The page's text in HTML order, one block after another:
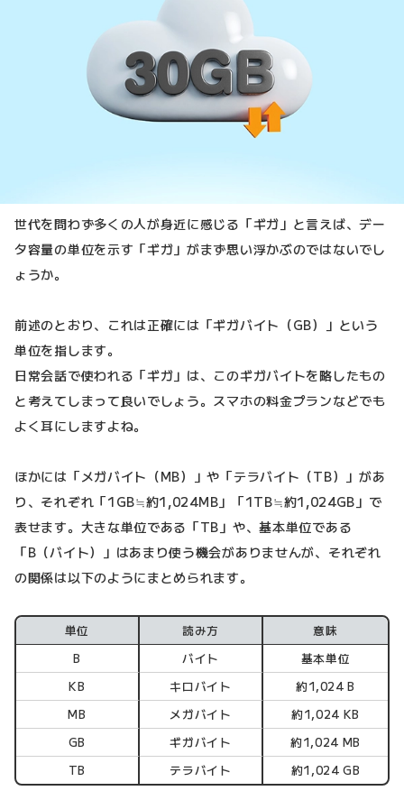
世代を問わず多くの人が身近に感じる「ギガ」と言えば、デー
タ容量の単位を示す「ギガ」がまず思い浮かぶのではないでし
ょうか。
前述のとおり、これは正確には「ギガバイト（GB）」という
単位を指します。
日常会話で使われる「ギガ」は、このギガバイトを略したもの
と考えてしまって良いでしょう。スマホの料金プランなどでも
よく耳にしますよね。
ほかには「メガバイト（MB）」や「テラバイト（TB）」があ
り、それぞれ「1GB≒約1,024MB」「1TB≒約1,024GB」で
表せます。大きな単位である「TB」や、基本単位である
「B（バイト）」はあまり使う機会がありませんが、それぞれ
の関係は以下のようにまとめられます。
単位 読み方
意味
B
バイト
基本単位
KB
キロバイト
約1,024 B
MB
メガバイト
約1,024 KB
GB
ギガバイト
約1,024 MB
TB
テラバイト 約1,024 GB